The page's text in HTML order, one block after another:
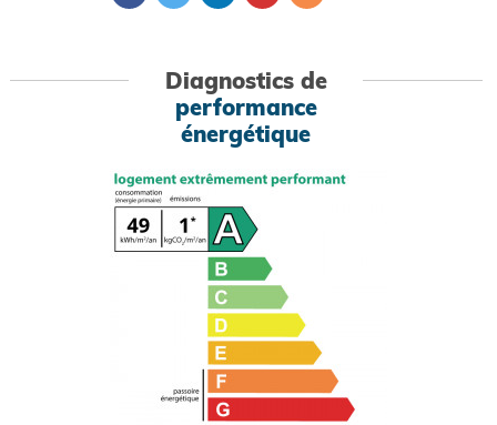
Diagnostics de
performance
énergétique